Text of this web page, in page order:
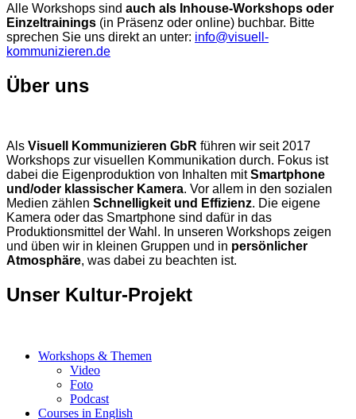
Alle Workshops sind auch als Inhouse-Workshops oder
Einzeltrainings (in Präsenz oder online) buchbar. Bitte
sprechen Sie uns direkt an unter: info@visuell-
kommunizieren.de
Über uns
Als Visuell Kommunizieren GbR führen wir seit 2017
Workshops zur visuellen Kommunikation durch. Fokus ist
dabei die Eigenproduktion von Inhalten mitSmartphone
und/oder klassischer Kamera. Vor allem in den sozialen
Medien zählen Schnelligkeit und Effizienz. Die eigene
Kamera oder das Smartphone sind dafür in das
Produktionsmittel der Wahl. In unseren Workshops zeigen
und üben wir in kleinen Gruppen und in persönlicher
Atmosphäre, was dabei zu beachten ist.
Unser Kultur-Projekt
Workshops & Themen
Video
Foto
Podcast
Courses in English